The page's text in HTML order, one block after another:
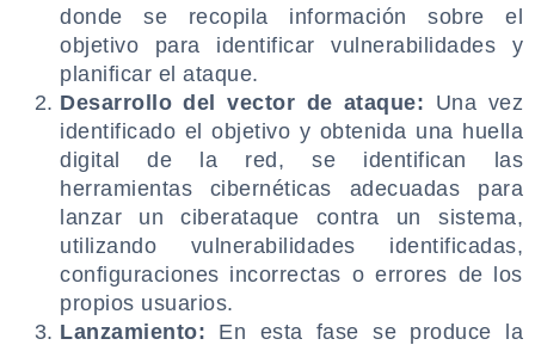
donde se recopila información sobre el
objetivo para identificar vulnerabilidades y
planificar el ataque.
Desarrollo del vector de ataque: Una vez
identificado el objetivo y obtenida una huella
digital de la red, se identifican las
herramientas cibernéticas adecuadas para
lanzar un ciberataque contra un sistema,
utilizando vulnerabilidades identificadas,
configuraciones incorrectas o errores de los
propios usuarios.
Lanzamiento: En esta fase se produce la